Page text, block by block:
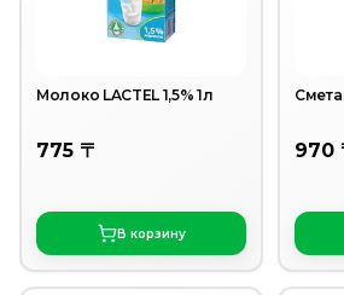
Молоко LACTEL 1,5% 1л
775 〒
В корзину
970